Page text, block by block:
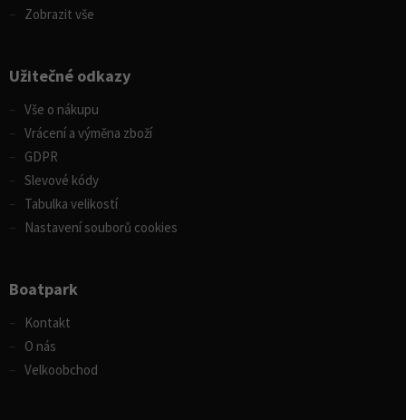
Zobrazit vše
Užitečné odkazy
Vše o nákupu
Vrácení a výměna zboží
GDPR
Slevové kódy
Tabulka velikostí
Nastavení souborů cookies
Boatpark
Kontakt
O nás
Velkoobchod